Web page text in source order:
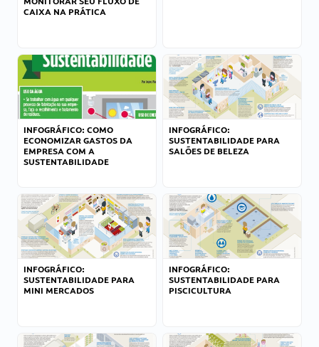
CAIXA NA PRÁTICA
INFOGRÁFICO: COMO
ECONOMIZAR GASTOS DA
EMPRESA COM A
SUSTENTABILIDADE
INFOGRÁFICO:
SUSTENTABILIDADE PARA
SALÕES DE BELEZA
INFOGRÁFICO:
SUSTENTABILIDADE PARA
MINI MERCADOS
INFOGRÁFICO:
SUSTENTABILIDADE PARA
PISCICULTURA